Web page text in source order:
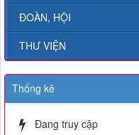
ĐOÀN, HỘI
THƯ VIỆN
Thống kê
Đang truy cập